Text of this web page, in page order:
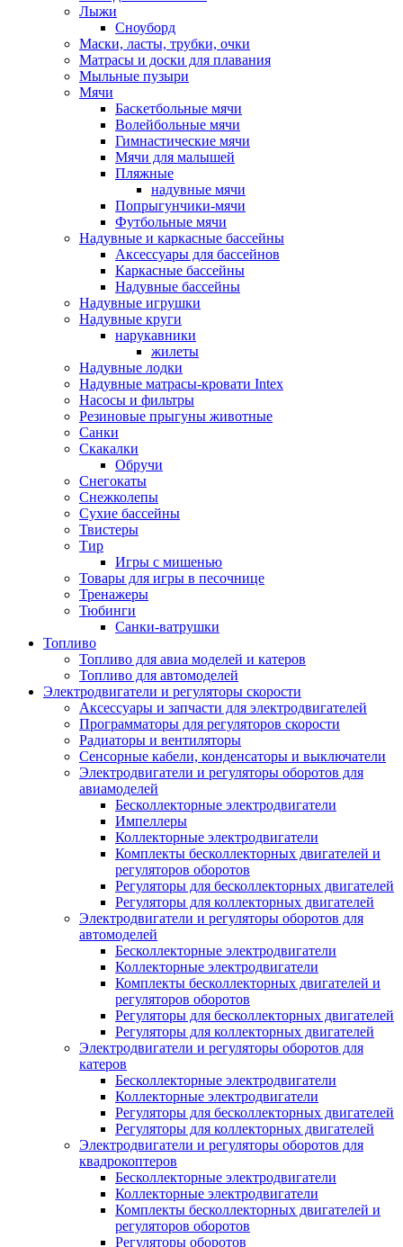
Лыжи
Сноуборд
Маски, ласты, трубки, очки
Матрасы и доски для плавания
Мыльные пузыри
Мячи
Баскетбольные мячи
Волейбольные мячи
Гимнастические мячи
Мячи для малышей
Пляжные
надувные мячи
Попрыгунчики-мячи
Футбольные мячи
Надувные и каркасные бассейны
Аксессуары для бассейнов
Каркасные бассейны
Надувные бассейны
Надувные игрушки
Надувные круги
нарукавники
жилеты
Надувные лодки
Надувные матрасы-кровати Intex
Насосы и фильтры
Резиновые прыгуны животные
Санки
Скакалки
Обручи
Снегокаты
Снежколепы
Сухие бассейны
Твистеры
Тир
Игры с мишенью
Товары для игры в песочнице
Тренажеры
Тюбинги
Санки-ватрушки
Топливо
Топливо для авиа моделей и катеров
Топливо для автомоделей
Электродвигатели и регуляторы скорости
Аксессуары и запчасти для электродвигателей
Программаторы для регуляторов скорости
Радиаторы и вентиляторы
Сенсорные кабели, конденсаторы и выключатели
Электродвигатели и регуляторы оборотов для
авиамоделей
Бесколлекторные электродвигатели
Импеллеры
Коллекторные электродвигатели
Комплекты бесколлекторных двигателей и
регуляторов оборотов
Регуляторы для бесколлекторных двигателей
Регуляторы для коллекторных двигателей
Электродвигатели и регуляторы оборотов для
автомоделей
Бесколлекторные электродвигатели
Коллекторные электродвигатели
Комплекты бесколлекторных двигателей и
регуляторов оборотов
Регуляторы для бесколлекторных двигателей
Регуляторы для коллекторных двигателей
Электродвигатели и регуляторы оборотов для
катеров
Бесколлекторные электродвигатели
Коллекторные электродвигатели
Регуляторы для бесколлекторных двигателей
Регуляторы для коллекторных двигателей
Электродвигатели и регуляторы оборотов для
квадрокоптеров
Бесколлекторные электродвигатели
Коллекторные электродвигатели
Комплекты бесколлекторных двигателей и
регуляторов оборотов
Регуляторы оборотов